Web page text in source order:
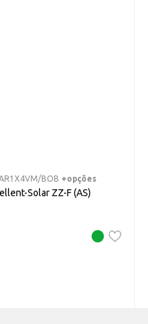
BOB +opções
Solar ZZ-F (AS)